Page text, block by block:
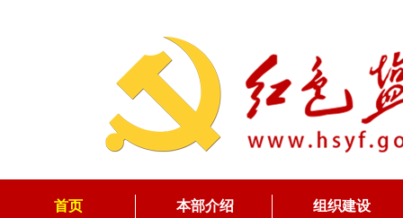
首页 本部介绍 组织建设